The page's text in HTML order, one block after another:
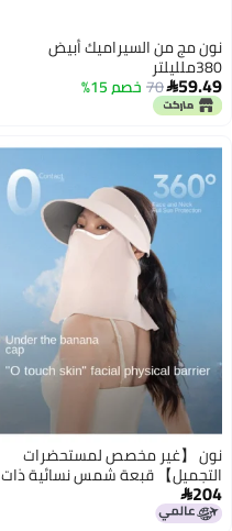
نون مج من السيراميك أبيض
380ملليلتر
59.49
70 خصم 15%
نون 【غير مخصص لمستحضرات
التجميل】 قبعة شمس نسائية ذات
حماية كاملة وقمة مفتوحة مع
واقي شمس قابل للفصل
204